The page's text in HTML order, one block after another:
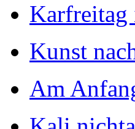
Karfreitag
Kunst
Am